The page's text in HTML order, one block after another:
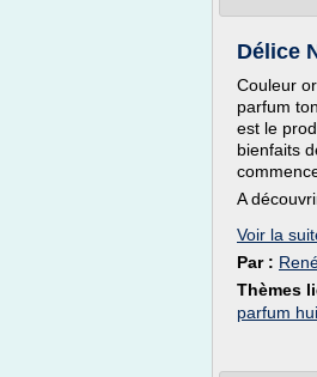
Délice
Couleur
parfum
est le
bienfaits
A
Voir la
Par :
Thèmes
parfum